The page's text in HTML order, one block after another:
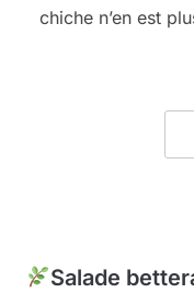
chiche n’en est
Salade